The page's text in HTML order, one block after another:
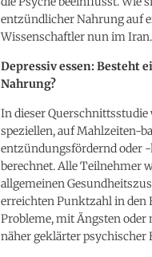
entzündlicher Nahrung auf
Wissenschaftler nun im Iran.
Depressiv essen: Besteht
Nahrung?
In dieser
speziellen, auf Mahlzeiten-
entzündungsfördernd oder
berechnet. Alle Teilnehmer
allgemeinen
erreichten Punktzahl in den
Probleme, mit Ängsten oder
näher geklärter psychischer